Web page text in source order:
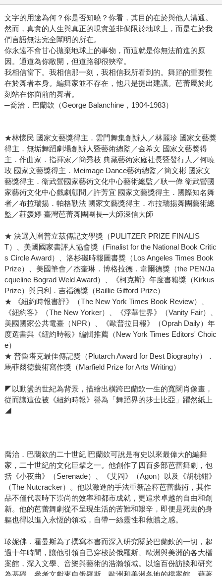
文字的用途為何？你是否知曉？你看，其目的在於與他人溝通。
然而，真實的人生與真正的現實並非侷限於地球上，而是在於我
們言語無法完全闡明的所在。
你永遠不會甘心拋棄地球上的事物，而這就是你無法前進的原
因。通道為你敞開，但道路卻很狹窄。
我相信當下。我相信那一刻，我相信我所看到的。舞蹈的重要性
在於舞者本身。編舞家並不存在，他只是提出建議。芭蕾屬於此
刻站在你面前的舞者。
─喬治．巴蘭欽（George Balanchine，1904-1983）
★林懷民 國家文藝獎得主．雲門舞集創辦人／林麗珍 國家文藝獎
得主．無垢舞蹈劇場創辦人暨藝術總監／金希文 國家文藝獎得
主．作曲家．指揮家／簡秀枝 典藏藝術家庭社長暨發行人／何曉
玫 國家文藝獎得主．Meimage Dance藝術總監／簡文彬 國家文
藝獎得主．衛武營國家藝術文化中心藝術總監／耿一偉 衛武營國
家藝術文化中心戲劇顧問／許芳宜 國家文藝獎得主．國際知名舞
者／布拉瑞揚．帕格勒法 國家文藝獎得主．布拉瑞揚舞團藝術總
監／莊媛婷 臺灣芭蕾舞團團長─大師深信大師
★ 決選入圍普立茲傳記文學獎（PULITZER PRIZE FINALIS
T）、美國國家書評人協會獎（Finalist for the National Book Critic
s Circle Award）、洛杉磯時報圖書獎（Los Angeles Times Book
Prize）、美國筆會／杰奎琳．博格拉德．韋爾德獎（the PEN/Ja
cqueline Bograd Weld Award）、《柯克斯》年度書籍獎（Kirkus
Prize）與貝利．吉福德獎（Baillie Gifford Prize）
★ 《紐約時報書評》（The New York Times Book Review）、
《紐約客》（The New Yorker）、《浮華世界》（Vanity Fair）、
美國國家公共電臺（NPR）、《歐普拉日報》（Oprah Daily）年
度選書與《紐約時報》編輯推薦（New York Times Editors' Choic
e）
★ 普魯塔克最佳傳記獎（Plutarch Award for Best Biography）．
馬菲爾德藝術寫作獎（Marfield Prize for Arts Writing）
◤以動盪的世紀為背景，描繪出橫跨巴蘭欽一生的寬闊肖像畫，
從而讓這位被《紐約時報》譽為「舞蹈界的莎士比亞」躍然紙上
◢
喬治．巴蘭欽的二十世紀∣巴蘭欽可說是有史以來最偉大的編舞
家，二十世紀的文化巨擘之一。他創作了四百多部芭蕾舞劇，包
括《小夜曲》（Serenade）、《艾岡》（Agon）以及《胡桃鉗》
（The Nutcracker）。他以激進的手法重新詮釋芭蕾藝術，其作
品不僅代表時下崇尚的效率和都市成就，更追求卓越的自由和創
新。他的芭蕾舞劇從不呈現生活的苦難和艱辛，即便是死去的身
軀也得以進入永恆的領域，自帶一絲靈性和救贖之感。
珍妮佛．霍曼斯為了撰寫本書而深入研究關於巴蘭欽的一切，超
過十年時間，讓他引領自己穿梭於俄羅斯、歐洲與美洲的各大檔
案館，深入文學、音樂與藝術的浩瀚領域。以逾百份訪談和研究
為基礎，參考文獻來自俄羅斯、歐洲和美洲各地的檔案館，藉著